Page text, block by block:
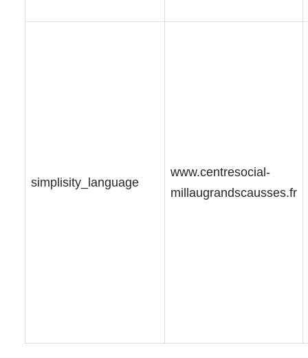
simplisity_language
www.centresocial-
millaugrandscausses.fr